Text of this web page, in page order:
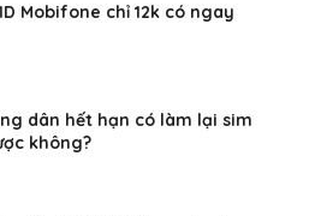
Mobifone chỉ 12k có ngay
dân hết hạn có làm lại sim
không?